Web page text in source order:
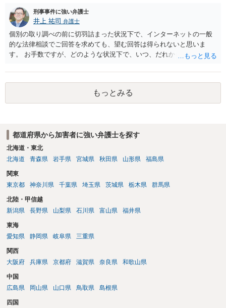
いうのが実感です。
刑事事件に強い弁護士
井上 祐司 弁護士
個別の取り調べの前に切羽詰まった状況下で、インターネットの一般
的な法律相談でご回答を求めても、望む回答は得られないと思いま
す。 お手数ですが、どのような状況下で、いつ、だれからどのような
の程度だと聞いているのかということについて、お近くで詳細な法律
相談を受けられたうえで対処方法を探された方がよいと思われます。
一般論でいえば、任意取り調べの場合、ＩＣレコーダーを持参して取
り調べ内容を録音することは必須だと考えます。
もっとみる
都道府県から加害者に強い弁護士を探す
北海道・東北
北海道
青森県 岩手県 宮城県 秋田県 山形県 福島県
関東
東京都
神奈川県 千葉県 埼玉県 茨城県 栃木県 群馬県
北陸・甲信越
新潟県
長野県 山梨県 石川県 富山県 福井県
東海
愛知県
静岡県 岐阜県 三重県
関西
大阪府
兵庫県 京都府 滋賀県 奈良県 和歌山県
中国
広島県
岡山県 山口県 鳥取県 島根県
四国